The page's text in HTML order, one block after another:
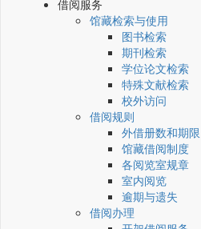
借阅服务
馆藏检索与使用
图书检索
期刊检索
学位论文检索
特殊文献检索
校外访问
借阅规则
外借册数和期限
馆藏借阅制度
各阅览室规章
室内阅览
逾期与遗失
借阅办理